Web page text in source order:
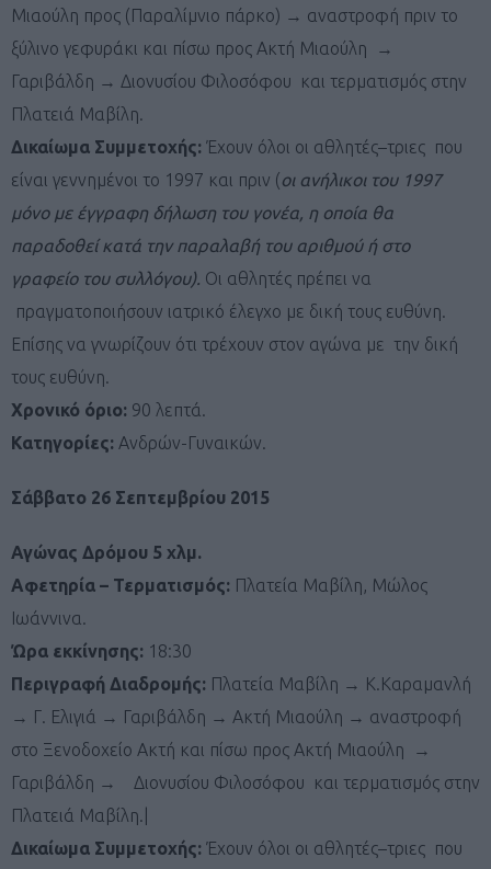
Μιαούλη προς (Παραλίμνιο πάρκο) → αναστροφή πριν το
ξύλινο γεφυράκι και πίσω προς Ακτή Μιαούλη →
Γαριβάλδη → Διονυσίου Φιλοσόφου και τερματισμός στην
Πλατειά Μαβίλη.
Δικαίωμα Συμμετοχής: Έχουν όλοι οι αθλητές–τριες που
είναι γεννημένοι το 1997 και πριν (οι ανήλικοι του 1997
μόνο με έγγραφη δήλωση του γονέα, η οποία θα
παραδοθεί κατά την παραλαβή του αριθμού ή στο
γραφείο του συλλόγου). Οι αθλητές πρέπει να
πραγματοποιήσουν ιατρικό έλεγχο με δική τους ευθύνη.
Επίσης να γνωρίζουν ότι τρέχουν στον αγώνα με την δική
τους ευθύνη.
Χρονικό όριο: 90 λεπτά.
Κατηγορίες: Ανδρών-Γυναικών.
Σάββατο 26 Σεπτεμβρίου 2015
Αγώνας Δρόμου 5 χλμ.
Αφετηρία – Τερματισμός: Πλατεία Μαβίλη, Μώλος
Ιωάννινα.
Ώρα εκκίνησης: 18:30
Περιγραφή Διαδρομής: Πλατεία Μαβίλη → Κ.Καραμανλή
→ Γ. Ελιγιά → Γαριβάλδη → Ακτή Μιαούλη → αναστροφή
στο Ξενοδοχείο Ακτή και πίσω προς Ακτή Μιαούλη →
Γαριβάλδη → Διονυσίου Φιλοσόφου και τερματισμός στην
Πλατειά Μαβίλη.|
Δικαίωμα Συμμετοχής: Έχουν όλοι οι αθλητές–τριες που